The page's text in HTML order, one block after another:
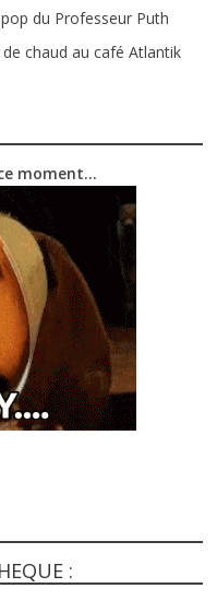
du Professeur Puth
chaud au café Atlantik
moment…
: